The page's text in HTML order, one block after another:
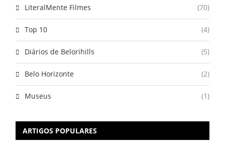
LiteralMente Filmes (70)
Top 10 (4)
Diários de Belorihills (5)
Belo Horizonte (2)
Museus (1)
ARTIGOS POPULARES